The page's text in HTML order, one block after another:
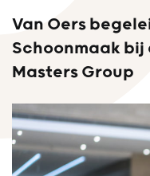
Van Oers
Schoonmaak bij
Masters Group